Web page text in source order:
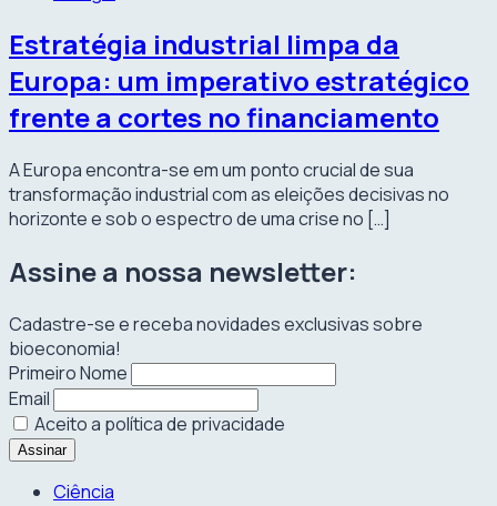
Estratégia industrial limpa da
Europa: um imperativo estratégico
frente a cortes no financiamento
A Europa encontra-se em um ponto crucial de sua
transformação industrial com as eleições decisivas no
horizonte e sob o espectro de uma crise no […]
Assine a nossa newsletter:
Cadastre-se e receba novidades exclusivas sobre
bioeconomia!
Primeiro Nome
Email
Aceito a política de privacidade
Ciência